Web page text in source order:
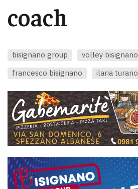
coach
bisignano group volley bisignano
francesco bisignano
ilaria turano